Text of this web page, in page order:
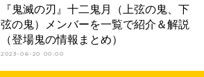
『鬼滅の刃』十二鬼月（上弦の鬼、下
弦の鬼）メンバーを一覧で紹介＆解説
（登場鬼の情報まとめ）
2023-06-20 00:00